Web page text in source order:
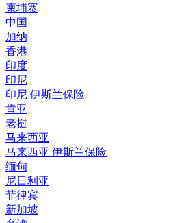
柬埔寨
中国
加纳
香港
印度
印尼
印尼 伊斯兰保险
肯亚
老挝
马来西亚
马来西亚 伊斯兰保险
缅甸
尼日利亚
菲律宾
新加坡